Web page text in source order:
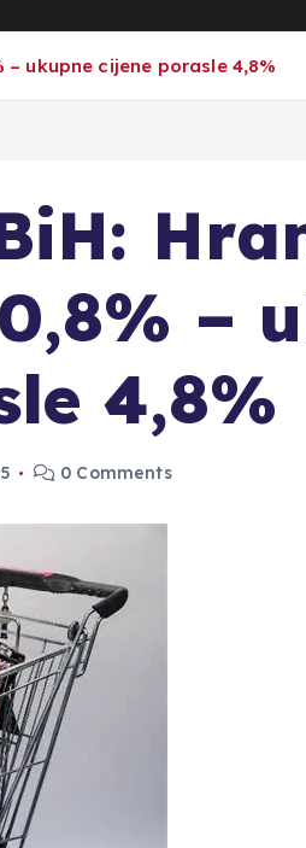
ukupne cijene porasle 4,8%
–
4,8%
0 Comments